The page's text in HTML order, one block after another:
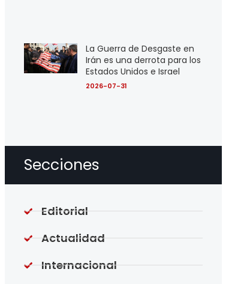
La Guerra de Desgaste en
Irán es una derrota para los
Estados Unidos e Israel
2026-07-31
Secciones
Editorial
Actualidad
Internacional